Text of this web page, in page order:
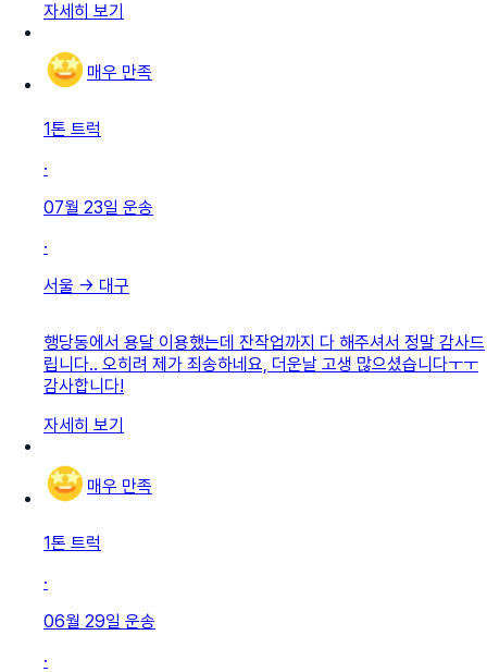
자세히 보기
매우 만족
1톤 트럭
·
07월 23일 운송
·
서울 → 대구
행당동에서 용달 이용했는데 잔작업까지 다 해주셔서 정말 감사드
립니다.. 오히려 제가 죄송하네요, 더운날 고생 많으셨습니다ㅜㅜ
감사합니다!
자세히 보기
매우 만족
1톤 트럭
·
06월 29일 운송
·